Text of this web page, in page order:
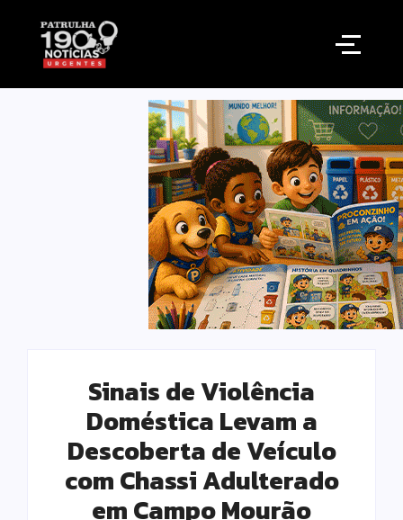
Sinais de Violência
Doméstica Levam a
Descoberta de Veículo
com Chassi Adulterado
em Campo Mourão